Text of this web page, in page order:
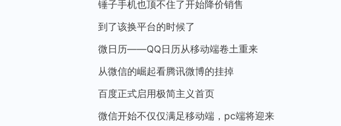
锤子手机也顶不住了开始降价销售
到了该换平台的时候了
微日历——QQ日历从移动端卷土重来
从微信的崛起看腾讯微博的挂掉
百度正式启用极简主义首页
微信开始不仅仅满足移动端，pc端将迎来